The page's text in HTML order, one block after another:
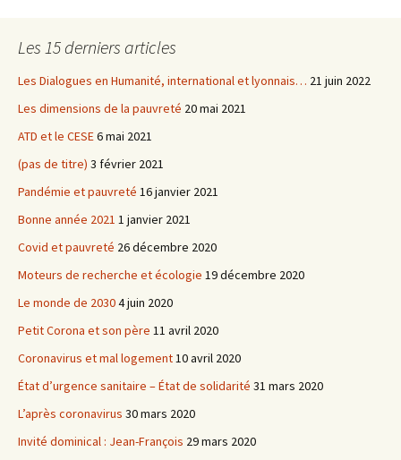
Les 15 derniers articles
Les Dialogues en Humanité, international et lyonnais… 21 juin 2022
Les dimensions de la pauvreté 20 mai 2021
ATD et le CESE6 mai 2021
(pas de titre) 3 février 2021
Pandémie et pauvreté 16 janvier 2021
Bonne année 2021 1 janvier 2021
Covid et pauvreté 26 décembre 2020
Moteurs de recherche et écologie 19 décembre 2020
Le monde de 20304 juin 2020
Petit Corona et son père 11 avril 2020
Coronavirus et mal logement10 avril 2020
État d’urgence sanitaire – État de solidarité 31 mars 2020
L’après coronavirus 30 mars 2020
Invité dominical : Jean-François 29 mars 2020